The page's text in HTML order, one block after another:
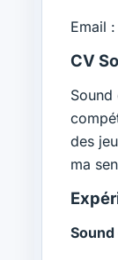
Email :
CV
Sound
des
ma